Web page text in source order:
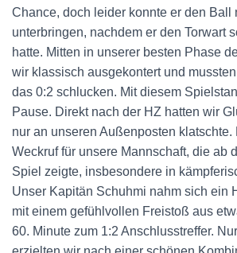
Chance, doch leider konnte er den Ball
unterbringen, nachdem er den Torwart
hatte. Mitten in unserer besten Phase
wir klassisch ausgekontert und
das 0:2 schlucken. Mit diesem
Pause. Direkt nach der HZ hatten wir
nur an unseren Außenposten klatschte.
Weckruf für unsere Mannschaft, die ab
Spiel zeigte, insbesondere in
Unser Kapitän Schuhmi nahm sich ein
mit einem gefühlvollen Freistoß aus
60. Minute zum 1:2 Anschlusstreffer.